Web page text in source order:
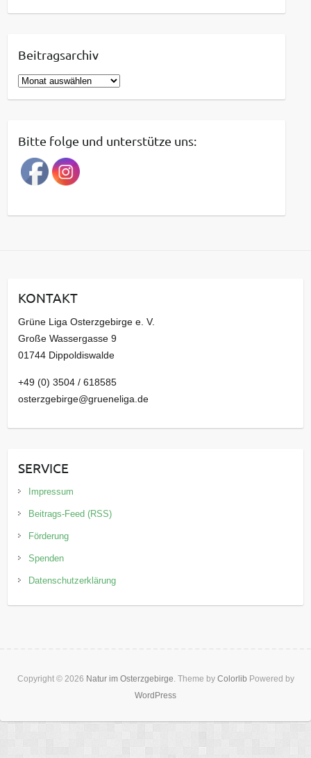
Beitragsarchiv
B
e
r
a
g
a
v
Bitte folge und unterstütze uns:
KONTAKT
Grüne Liga Osterzgebirge e. V.
Große Wassergasse 9
01744 Dippoldiswalde
+49 (0) 3504 / 618585
osterzgebirge@grueneliga.de
SERVICE
Impressum
Beitrags-Feed (RSS)
Förderung
Spenden
Datenschutzerklärung
Copyright © 2026 Natur im Osterzgebirge . Theme by Colorlib Powered by
WordPress